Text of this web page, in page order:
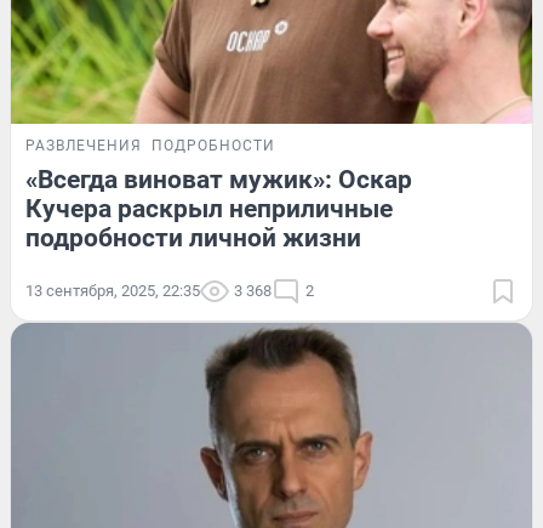
РАЗВЛЕЧЕНИЯ ПОДРОБНОСТИ
«Всегда виноват мужик»: Оскар
Кучера раскрыл неприличные
подробности личной жизни
13 сентября, 2025, 22:35 3 368 2